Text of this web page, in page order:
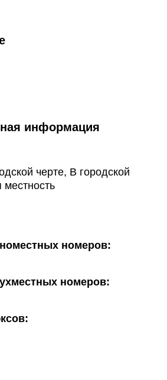
информация
черте, В городской
местность
номеров:
номеров: